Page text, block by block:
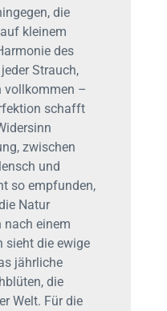
die
kleinem
des
Strauch,
vollkommen –
schafft
zwischen
und
so empfunden,
Natur
nach einem
sieht die ewige
jährliche
die
Welt. Für die